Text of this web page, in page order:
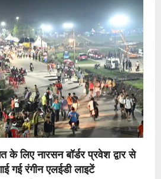
के लिए नारसन बॉर्डर प्रवेश द्वार से
गई रंगीन एलईडी लाइटें